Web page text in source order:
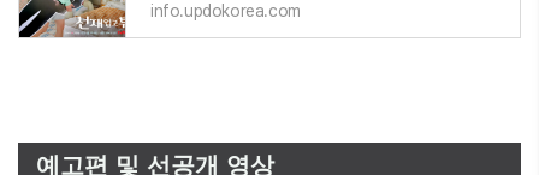
info.updokorea.com
예고편 및 선공개 영상